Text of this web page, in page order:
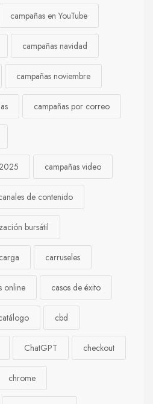
campañas en YouTube
campañas navidad
campañas noviembre
campañas por correo
campañas video
de contenido
bursátil
carga carruseles
online casos de éxito
cbd
ChatGPT checkout
chrome